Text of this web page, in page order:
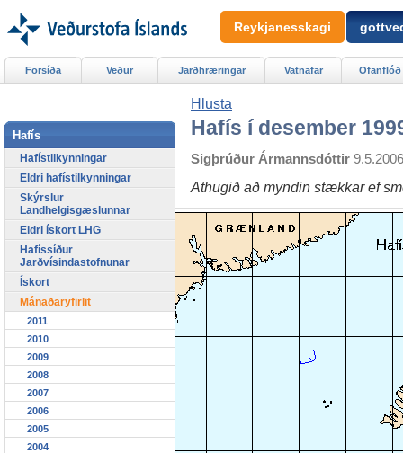
Hlusta
Hafís í desember
Sigþrúður Ármannsdóttir 9.5.2006
Athugið að myndin stækkar ef
Forsíða Veður Jarðhræringar Vatnafar Ofanflóð
Hafís
Hafístilkynningar
Eldri hafístilkynningar
Skýrslur
Landhelgisgæslunnar
Eldri ískort LHG
Hafíssíður
Jarðvísindastofnunar
Ískort
Mánaðaryfirlit
2011
2010
2009
2008
2007
2006
2005
2004
Reykjanesskagi